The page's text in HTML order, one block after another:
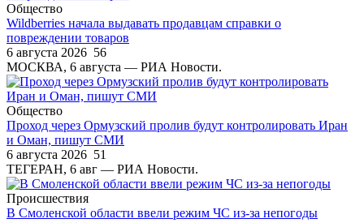
Общество
Wildberries начала выдавать продавцам справки о
повреждении товаров
6 августа 2026 56
МОСКВА, 6 августа — РИА Новости.
Общество
Проход через Ормузский пролив будут контролировать Иран
и Оман, пишут СМИ
6 августа 2026 51
ТЕГЕРАН, 6 авг — РИА Новости.
Происшествия
В Смоленской области ввели режим ЧС из-за непогоды